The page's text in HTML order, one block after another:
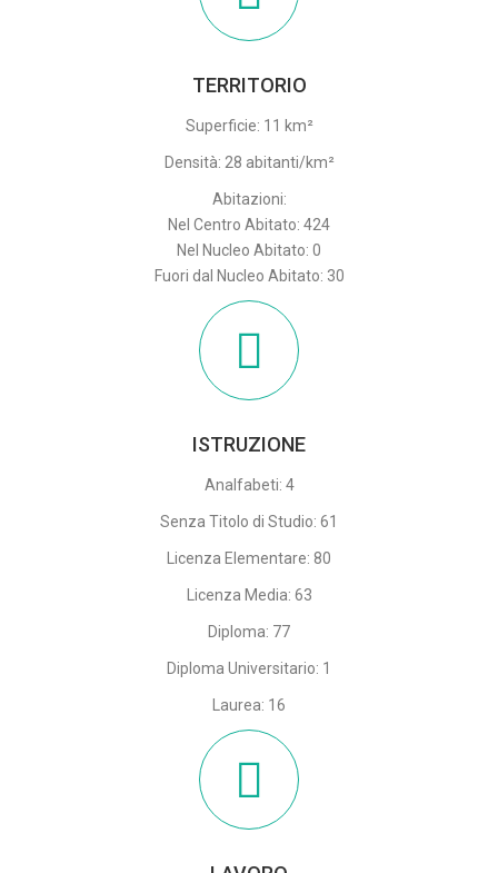
TERRITORIO
Superficie: 11 km²
Densità: 28 abitanti/km²
Abitazioni:
Nel Centro Abitato: 424
Nel Nucleo Abitato: 0
Fuori dal Nucleo Abitato: 30
ISTRUZIONE
Analfabeti: 4
Senza Titolo di Studio: 61
Licenza Elementare: 80
Licenza Media: 63
Diploma: 77
Diploma Universitario: 1
Laurea: 16